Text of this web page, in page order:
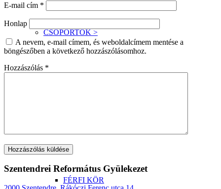
CSOPORTOK >
FÉRFI KÖR
E-mail cím *
Honlap
A nevem, e-mail címem, és weboldalcímem mentése a
böngészőben a következő hozzászólásomhoz.
Hozzászólás *
Szentendrei Református Gyülekezet